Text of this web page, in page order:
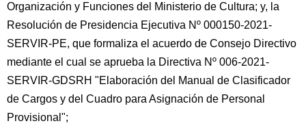
Organización y Funciones del Ministerio de Cultura; y, la
Resolución de Presidencia Ejecutiva Nº 000150-2021-
SERVIR-PE, que formaliza el acuerdo de Consejo Directivo
mediante el cual se aprueba la Directiva Nº 006-2021-
SERVIR-GDSRH "Elaboración del Manual de Clasificador
de Cargos y del Cuadro para Asignación de Personal
Provisional";